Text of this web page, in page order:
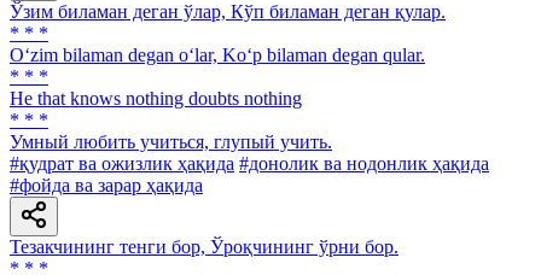
Ўзим биламан деган ўлар, Кўп биламан деган қулар.
* * *
O‘zim bilaman degan o‘lar, Ko‘p bilaman degan qular.
* * *
He that knows nothing doubts nothing
* * *
Умный любить учиться, глупый учить.
#қудрат ва ожизлик ҳақида #донолик ва нодонлик ҳақида
#фойда ва зарар ҳақида
Тезакчининг тенги бор, Ўроқчининг ўрни бор.
* * *